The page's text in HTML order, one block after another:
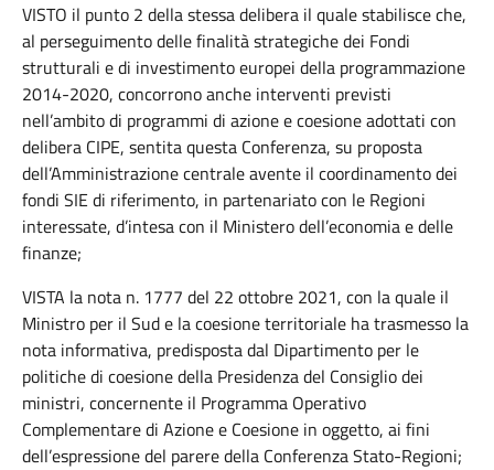
VISTO il punto 2 della stessa delibera il quale stabilisce che,
al perseguimento delle finalità strategiche dei Fondi
strutturali e di investimento europei della programmazione
2014-2020, concorrono anche interventi previsti
nell’ambito di programmi di azione e coesione adottati con
delibera CIPE, sentita questa Conferenza, su proposta
dell’Amministrazione centrale avente il coordinamento dei
fondi SIE di riferimento, in partenariato con le Regioni
interessate, d’intesa con il Ministero dell’economia e delle
finanze;
VISTA la nota n. 1777 del 22 ottobre 2021, con la quale il
Ministro per il Sud e la coesione territoriale ha trasmesso la
nota informativa, predisposta dal Dipartimento per le
politiche di coesione della Presidenza del Consiglio dei
ministri, concernente il Programma Operativo
Complementare di Azione e Coesione in oggetto, ai fini
dell’espressione del parere della Conferenza Stato-Regioni;